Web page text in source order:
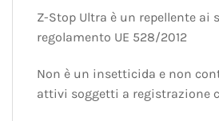
Z-Stop Ultra è un repellente ai
regolamento UE 528/2012
Non è un insetticida e non
attivi soggetti a registrazione